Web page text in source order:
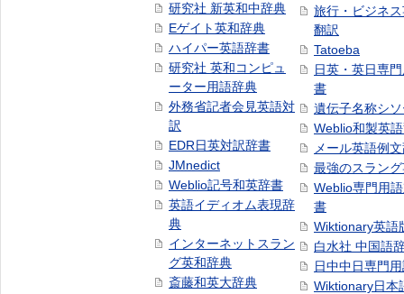
研究社 新英和中辞典
Eゲイト英和辞典
ハイパー英語辞書
研究社 英和コンピュ
ーター用語辞典
外務省記者会見英語対
訳
EDR日英対訳辞書
JMnedict
Weblio記号和英辞書
英語イディオム表現辞
典
インターネットスラン
グ英和辞典
斎藤和英大辞典
旅行・ビジネ
翻訳
Tatoeba
日英・英日専
書
遺伝子名称シ
Weblio和製英
メール英語例
最強のスラン
Weblio専門用
書
Wiktionary英語
白水社 中国語
日中中日専門
Wiktionary日本